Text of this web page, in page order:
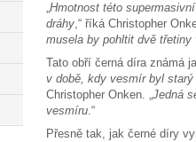
„Hmotnost této
dráhy,“ říká Christopher
musela by pohltit dvě
Tato obří černá díra známá
v době, kdy vesmír byl
Christopher Onken. „Jedná
vesmíru.“
Přesně tak, jak černé díry